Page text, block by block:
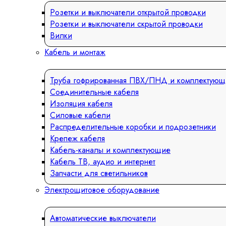
Розетки и выключатели открытой проводки
Розетки и выключатели скрытой проводки
Вилки
Кабель и монтаж
Труба гофрированная ПВХ/ПНД и
Соединительные кабеля
Изоляция кабеля
Силовые кабели
Распределительные коробки и подрозетники
Крепеж кабеля
Кабель-каналы и комплектующие
Кабель ТВ, аудио и интернет
Запчасти для светильников
Электрощитовое оборудование
Автоматические выключатели